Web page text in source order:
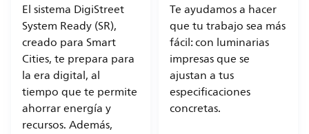
El sistema DigiStreet
System Ready (SR),
creado para Smart
Cities, te prepara para
la era digital, al
tiempo que te permite
ahorrar energía y
recursos. Además,
Te ayudamos a hacer
que tu trabajo sea más
fácil: con luminarias
impresas que se
ajustan a tus
especificaciones
concretas.